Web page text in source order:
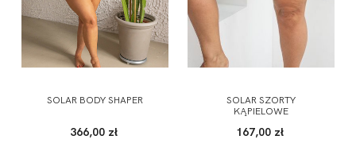
SOLAR BODY SHAPER
366,00 zł
SOLAR SZORTY
KĄPIELOWE
167,00 zł